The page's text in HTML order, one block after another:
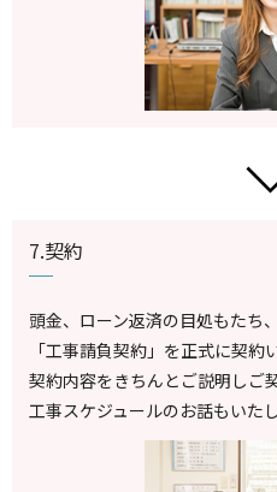
7.契約
頭金、ローン返済の目処もたち
「工事請負契約」を正式に契約
契約内容をきちんとご説明しご
工事スケジュールのお話もいたし